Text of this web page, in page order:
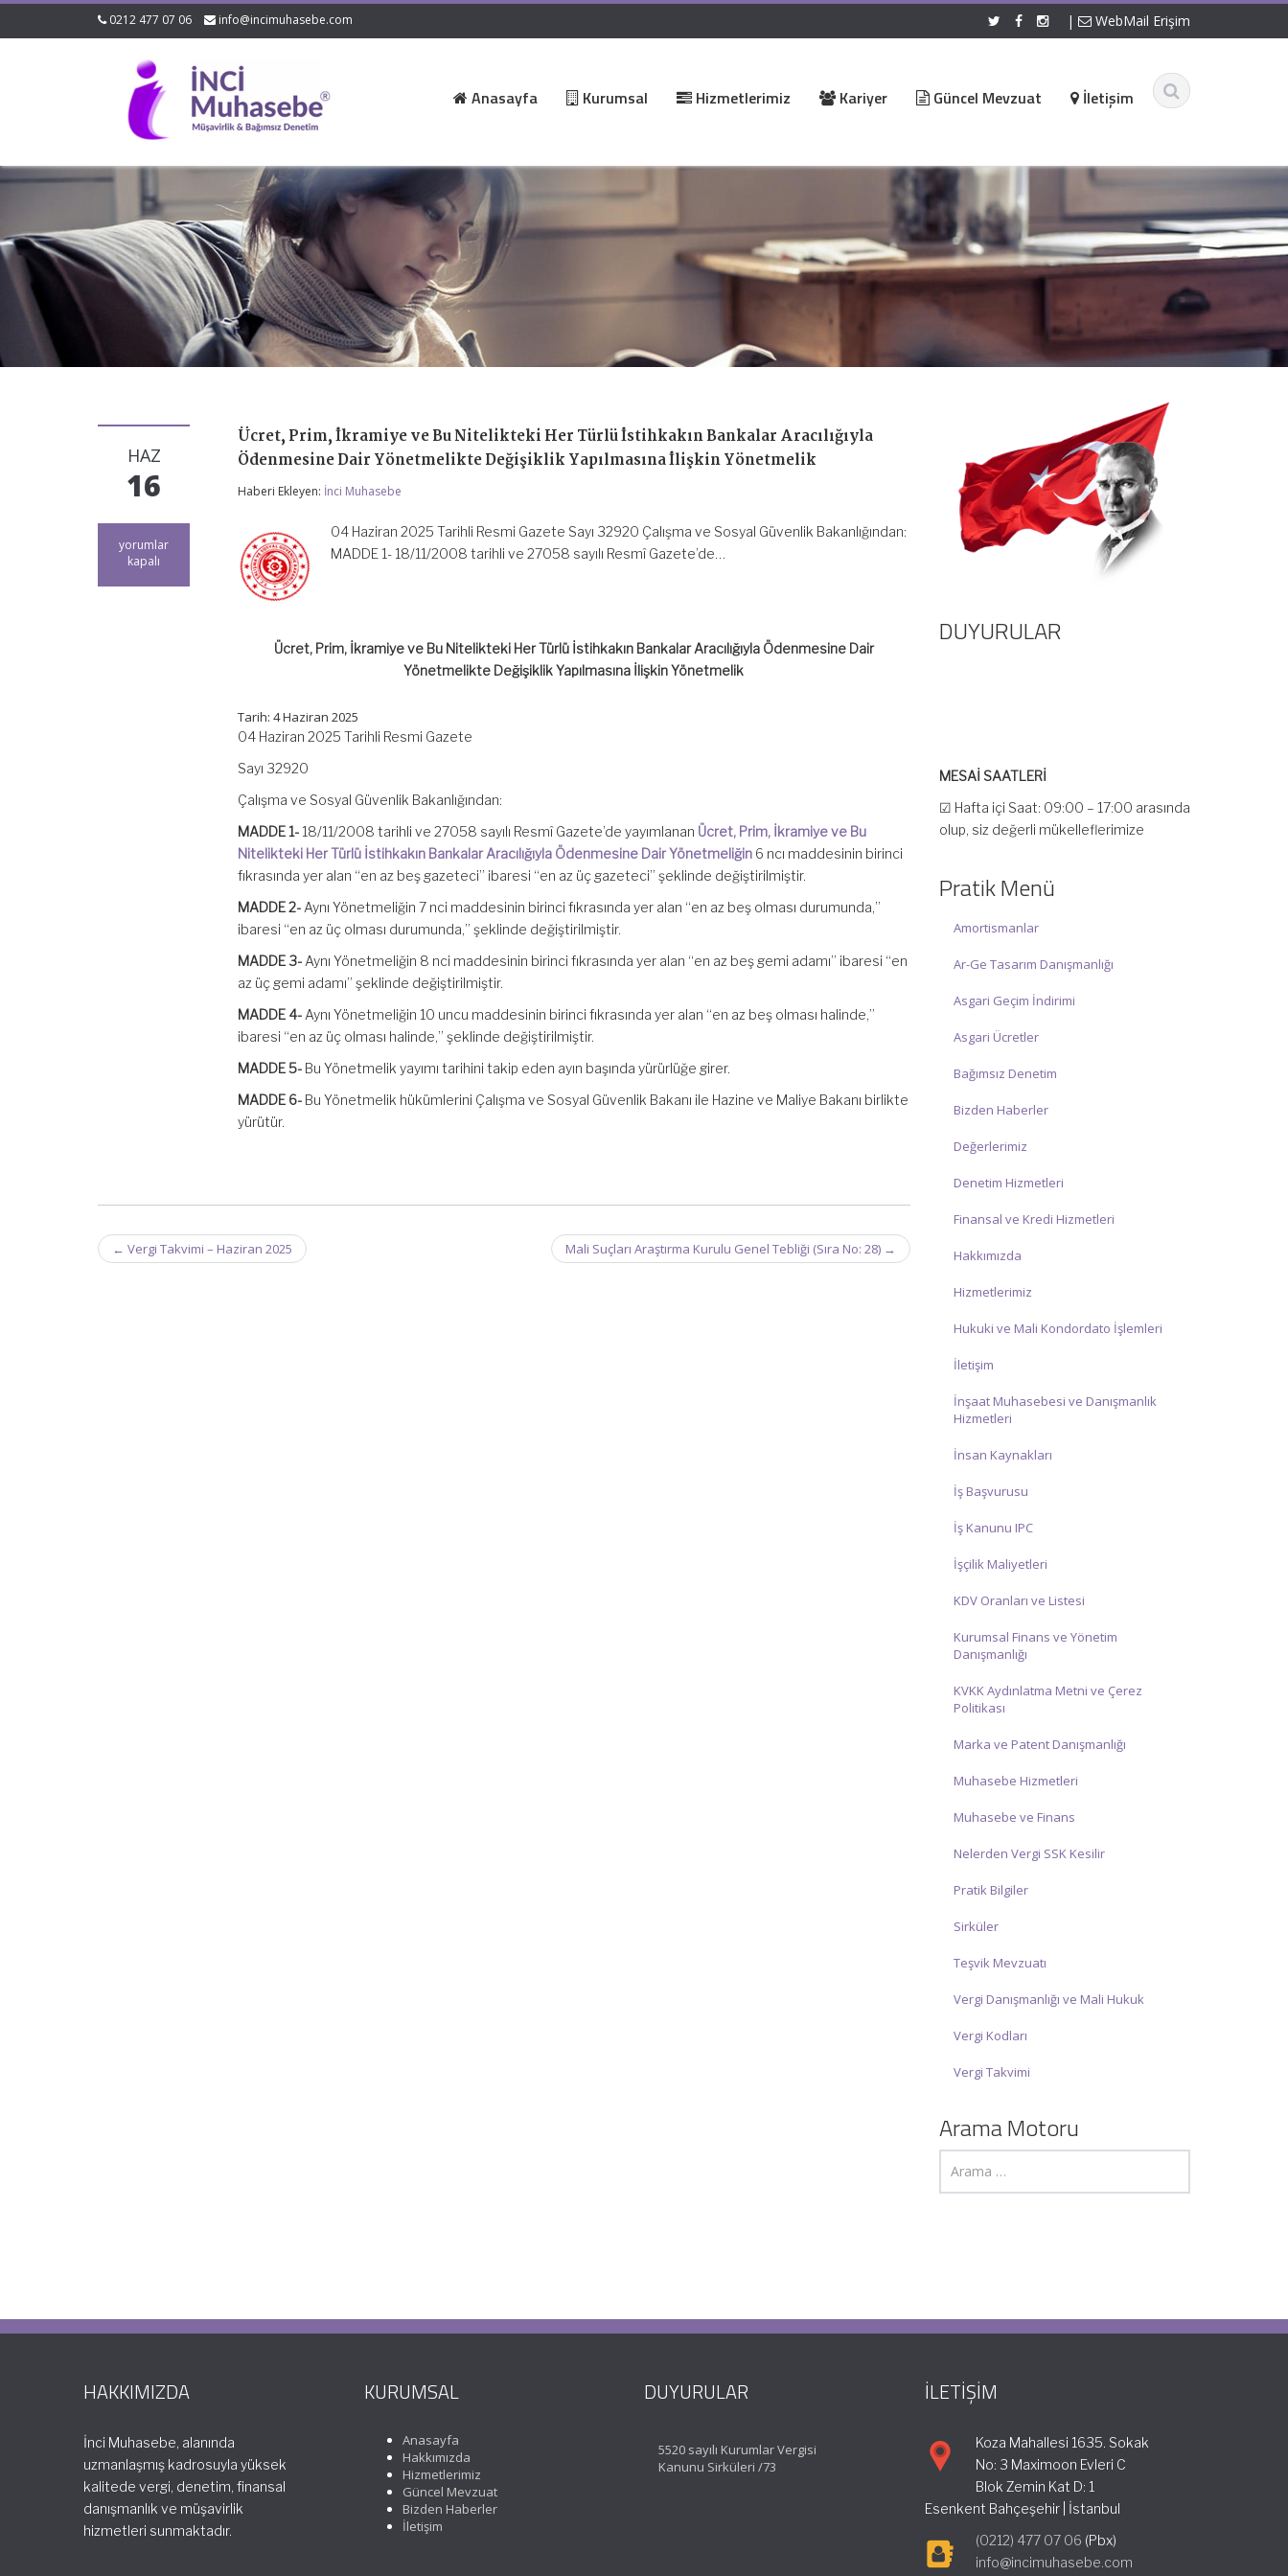
0212 477 07 06 info@incimuhasebe.com | WebMail Erişim
Anasayfa Kurumsal Hizmetlerimiz Kariyer Güncel Mevzuat İletişim
HAZ
16
Ücret,
Prim,
yorumlar
kapalı
Ücret, Prim, İkramiye ve Bu Nitelikteki Her Türlü İstihkakın Bankalar Aracılığıyla
Ödenmesine Dair Yönetmelikte Değişiklik Yapılmasına İlişkin Yönetmelik
Haberi Ekleyen: İnci Muhasebe
04 Haziran 2025 Tarihli Resmi Gazete Sayı 32920 Çalışma ve Sosyal Güvenlik Bakanlığından:
MADDE 1- 18/11/2008 tarihli ve 27058 sayılı Resmî Gazete’de…
Ücret, Prim, İkramiye ve Bu Nitelikteki Her Türlü İstihkakın Bankalar Aracılığıyla Ödenmesine Dair
Yönetmelikte Değişiklik Yapılmasına İlişkin Yönetmelik
Tarih: 4 Haziran 2025
04 Haziran 2025 Tarihli Resmi Gazete
Sayı 32920
Çalışma ve Sosyal Güvenlik Bakanlığından:
MADDE 1- 18/11/2008 tarihli ve 27058 sayılı Resmî Gazete’de yayımlanan Ücret, Prim, İkramiye ve Bu
Nitelikteki Her Türlü İstihkakın Bankalar Aracılığıyla Ödenmesine Dair Yönetmeliğin 6 ncı maddesinin birinci
fıkrasında yer alan “en az beş gazeteci” ibaresi “en az üç gazeteci” şeklinde değiştirilmiştir.
MADDE 2- Aynı Yönetmeliğin 7 nci maddesinin birinci fıkrasında yer alan “en az beş olması durumunda,”
ibaresi “en az üç olması durumunda,” şeklinde değiştirilmiştir.
MADDE 3- Aynı Yönetmeliğin 8 nci maddesinin birinci fıkrasında yer alan “en az beş gemi adamı” ibaresi “en
az üç gemi adamı” şeklinde değiştirilmiştir.
MADDE 4- Aynı Yönetmeliğin 10 uncu maddesinin birinci fıkrasında yer alan “en az beş olması halinde,”
ibaresi “en az üç olması halinde,” şeklinde değiştirilmiştir.
MADDE 5- Bu Yönetmelik yayımı tarihini takip eden ayın başında yürürlüğe girer.
MADDE 6- Bu Yönetmelik hükümlerini Çalışma ve Sosyal Güvenlik Bakanı ile Hazine ve Maliye Bakanı birlikte
yürütür.
Post
navigation
← Vergi Takvimi – Haziran 2025 Mali Suçları Araştırma Kurulu Genel Tebliği (Sıra No: 28) →
DUYURULAR
olup, siz değerli mükelleflerimize
hizmet vermektedir.
10:00 – 15:00 arasında olup, siz değerli
MÜŞAVİRLİK Ailesi olarak teşekkür
Pratik Menü
Amortismanlar
Ar-Ge Tasarım Danışmanlığı
Asgari Geçim İndirimi
Asgari Ücretler
Bağımsız Denetim
Bizden Haberler
Değerlerimiz
Denetim Hizmetleri
Finansal ve Kredi Hizmetleri
Hakkımızda
Hizmetlerimiz
Hukuki ve Mali Kondordato İşlemleri
İletişim
İnşaat Muhasebesi ve Danışmanlık
Hizmetleri
İnsan Kaynakları
İş Başvurusu
İş Kanunu IPC
İşçilik Maliyetleri
KDV Oranları ve Listesi
Kurumsal Finans ve Yönetim
Danışmanlığı
KVKK Aydınlatma Metni ve Çerez
Politikası
Marka ve Patent Danışmanlığı
Muhasebe Hizmetleri
Muhasebe ve Finans
Nelerden Vergi SSK Kesilir
Pratik Bilgiler
Sirküler
Teşvik Mevzuatı
Vergi Danışmanlığı ve Mali Hukuk
Vergi Kodları
Vergi Takvimi
Arama Motoru
HAKKIMIZDA
İnci Muhasebe, alanında
uzmanlaşmış kadrosuyla yüksek
kalitede vergi, denetim, finansal
danışmanlık ve müşavirlik
hizmetleri sunmaktadır.
KURUMSAL
Anasayfa
Hakkımızda
Hizmetlerimiz
Güncel Mevzuat
Bizden Haberler
İletişim
DUYURULAR
5520 sayılı Kurumlar Vergisi
Kanunu Sirküleri /73
İLETİŞİM
Koza Mahallesi 1635. Sokak
No: 3 Maximoon Evleri C
Blok Zemin Kat D: 1
Esenkent Bahçeşehir | İstanbul
(0212) 477 07 06 (Pbx)
info@incimuhasebe.com